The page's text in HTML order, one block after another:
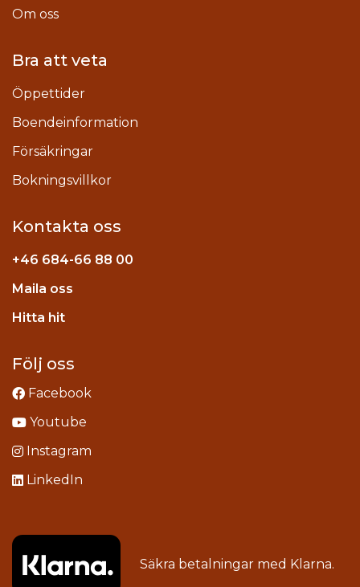
Om oss
Bra att veta
Öppettider
Boendeinformation
Försäkringar
Bokningsvillkor
Kontakta oss
+46 684-66 88 00
Maila oss
Hitta hitstagram
Följ oss
Facebook
Youtube
Instagram
LinkedIn
Säkra betalningar med Klarna.